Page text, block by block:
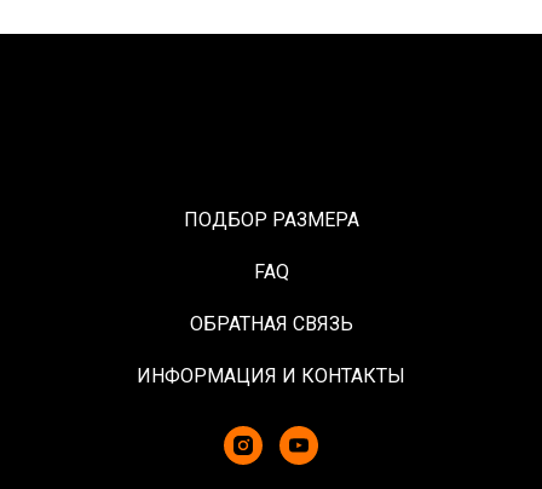
ПОДБОР РАЗМЕРА
FAQ
ОБРАТНАЯ СВЯЗЬ
ИНФОРМАЦИЯ И КОНТАКТЫ